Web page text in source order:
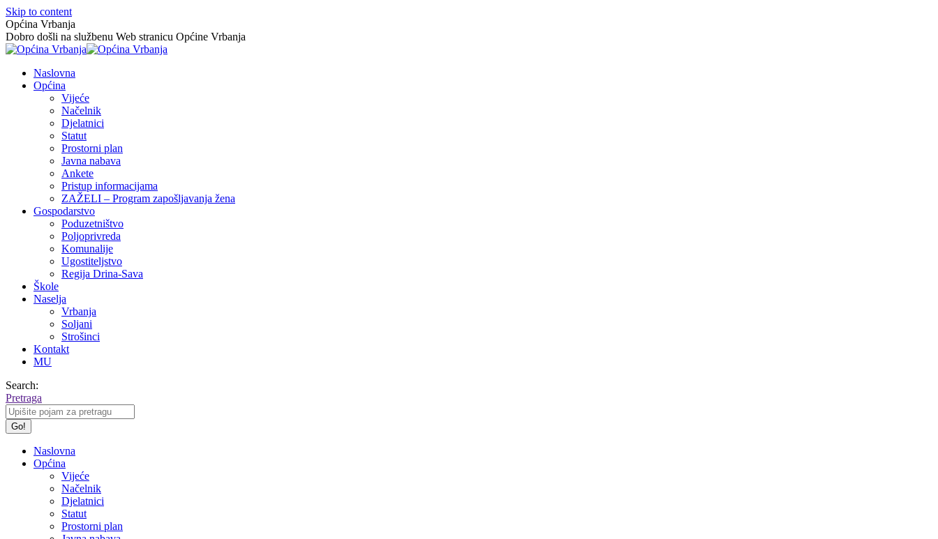
Skip to content
Općina Vrbanja
Dobro došli na službenu Web stranicu Općine Vrbanja
Naslovna
Općina
Vijeće
Načelnik
Djelatnici
Statut
Prostorni plan
Javna nabava
Ankete
Pristup informacijama
ZAŽELI – Program zapošljavanja žena
Gospodarstvo
Poduzetništvo
Poljoprivreda
Komunalije
Ugostiteljstvo
Regija Drina-Sava
Škole
Naselja
Vrbanja
Soljani
Strošinci
Kontakt
MU
Search:
Pretraga
Naslovna
Općina
Vijeće
Načelnik
Djelatnici
Statut
Prostorni plan